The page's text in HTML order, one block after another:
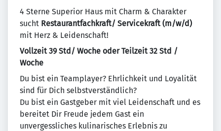
4 Sterne Superior Haus mit Charm & Charakter
sucht Restaurantfachkraft/ Servicekraft (m/w/d)
mit Herz & Leidenschaft!
Vollzeit 39 Std/ Woche oder Teilzeit 32 Std /
Woche
Du bist ein Teamplayer? Ehrlichkeit und Loyalität
sind für Dich selbstverständlich?
Du bist ein Gastgeber mit viel Leidenschaft und es
bereitet Dir Freude jedem Gast ein
unvergessliches kulinarisches Erlebnis zu